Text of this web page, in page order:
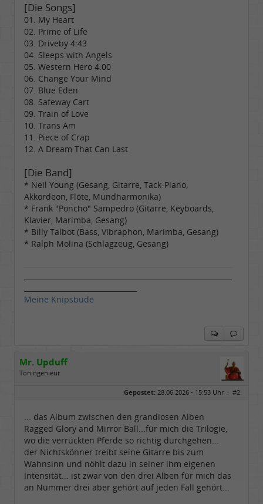
[Die Songs]
01. My Heart
02. Prime of Life
03. Driveby 4:43
04. Sleeps with Angels
05. Western Hero 4:00
06. Change Your Mind
07. Blue Eden
08. Safeway Cart
09. Train of Love
10. Trans Am
11. Piece of Crap
12. A Dream That Can Last
[Die Band]
* Neil Young (Gesang, Gitarre, Tack-Piano,
Akkordeon, Flöte, Mundharmonika)
* Frank "Poncho" Sampedro (Gitarre, Keyboards,
Klavier, Marimba, Gesang)
* Billy Talbot (Bass, Vibraphon, Marimba, Gesang)
* Ralph Molina (Schlagzeug, Gesang)
Meine Knipsbude
Mr. Upduff
Toningenieur
Basemountainhome
Dabei seit:
02 / 2007
Gepostet: 28.06.2026 - 15:53 Uhr · #2
... das Album zwischen den grandiosen Alben
Ragged Glory and Mirror Ball...für mich die Trilogie,
wo die verrückten Pferde so richtig durchgehen...
der Nichtskönner treibt seine Gitarre bis zum
Wahnsinn und nöhlt dazu in seiner ihm eigenen
Intensität... ist zwar von den drei Alben für mich das
an Nummer drei aber gehört auf jeden Fall gehört...